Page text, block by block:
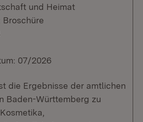
und Heimat
07/2026
die Ergebnisse der amtlichen
Baden-Württemberg zu